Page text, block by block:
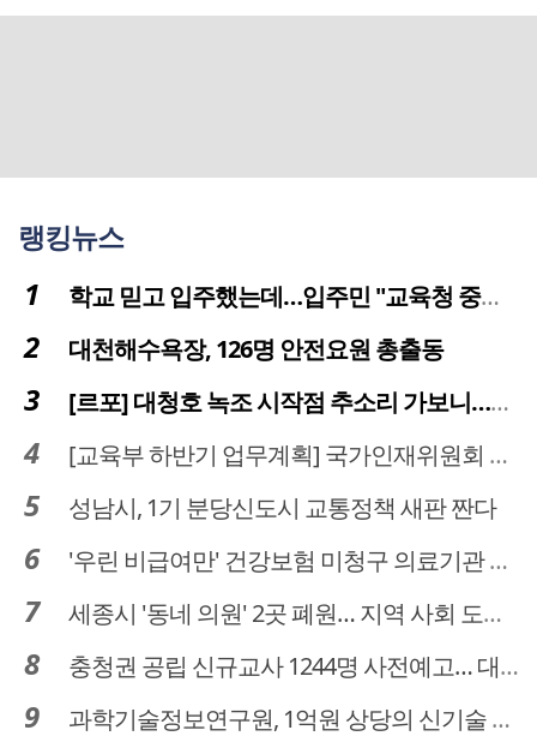
랭킹뉴스
학교 믿고 입주했는데…입주민 "교육청 중재 나서라"
대천해수욕장, 126명 안전요원 총출동
[르포] 대청호 녹조 시작점 추소리 가보니…걷어내도 짙은 초록빛
[교육부 하반기 업무계획] 국가인재위원회 신설… 거점국립대 3곳 성장엔진·AI 분야 패키지 지원
성남시, 1기 분당신도시 교통정책 새판 짠다
'우린 비급여만' 건강보험 미청구 의료기관 대전 65곳 충남 31곳
세종시 '동네 의원' 2곳 폐원… 지역 사회 도마 위
충청권 공립 신규교사 1244명 사전예고… 대전 초등 34명서 4명으로
과학기술정보연구원, 1억원 상당의 신기술 기업 이전 완료